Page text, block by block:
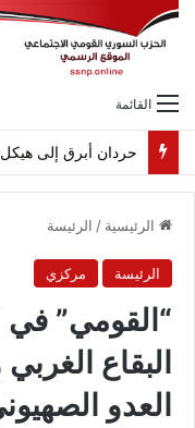
القائمة
حردان أبرق إلى هيكل
الرئيسية / الرئيسة
الرئيسة مركزي
البقاع
العدو